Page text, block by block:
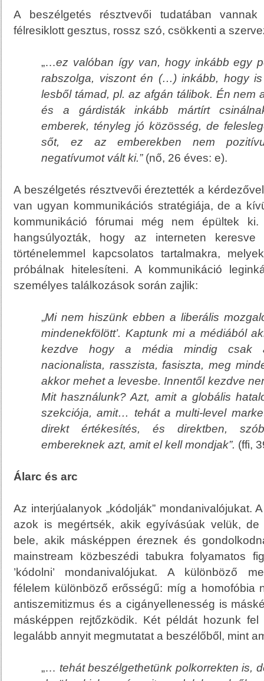
A beszélgetés résztvevői tudatában
félresiklott gesztus, rossz szó, csökkenti a
„…ez valóban így van, hogy inkább egy
rabszolga, viszont én (…) inkább, hogy
lesből támad, pl. az afgán tálibok. Én nem
és a gárdisták inkább mártírt
emberek, tényleg jó közösség, de
sőt, ez az emberekben nem
negatívumot vált ki.”(nő, 26 éves: e).
A beszélgetés résztvevői éreztették a
van ugyan kommunikációs stratégiája, de a
kommunikáció fórumai még nem épültek
hangsúlyozták, hogy az interneten
történelemmel kapcsolatos tartalmakra,
próbálnak hitelesíteni. A kommunikáció
személyes találkozások során zajlik:
„Mi nem hiszünk ebben a liberális
mindenekfölött’. Kaptunk mi a médiából
kezdve hogy a média mindig csak
nacionalista, rasszista, fasiszta, meg
akkor mehet a levesbe. Innentől kezdve
Mit használunk? Azt, amit a globális
szekciója, amit… tehát amulti-level
direkt értékesítés, és direktben,
embereknek azt, amit el kell mondjak”. (ffi,
Álarc és arc
Az interjúalanyok „kódolják” mondanivalójukat.
azok is megértsék, akik egyívásúak velük,
bele, akik másképpen éreznek és
mainstream közbeszédi tabukra folyamatos
’kódolni’ mondanivalójukat. A különböző
félelem különböző erősségű: míg a homofóbia
antiszemitizmus és a cigányellenesség is
másképpen rejtőzködik. Két példát hozunk
legalább annyit megmutatat a beszélőből, mint
„… tehát beszélgethetünk polkorrekten is,